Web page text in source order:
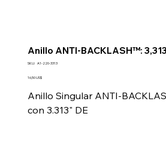
Anillo ANTI-BACKLASH™:
SKU: SKU
220-
A1-220-3313
Precio
16,50 US$
Anillo Singular ANTI-
con 3.313" DE